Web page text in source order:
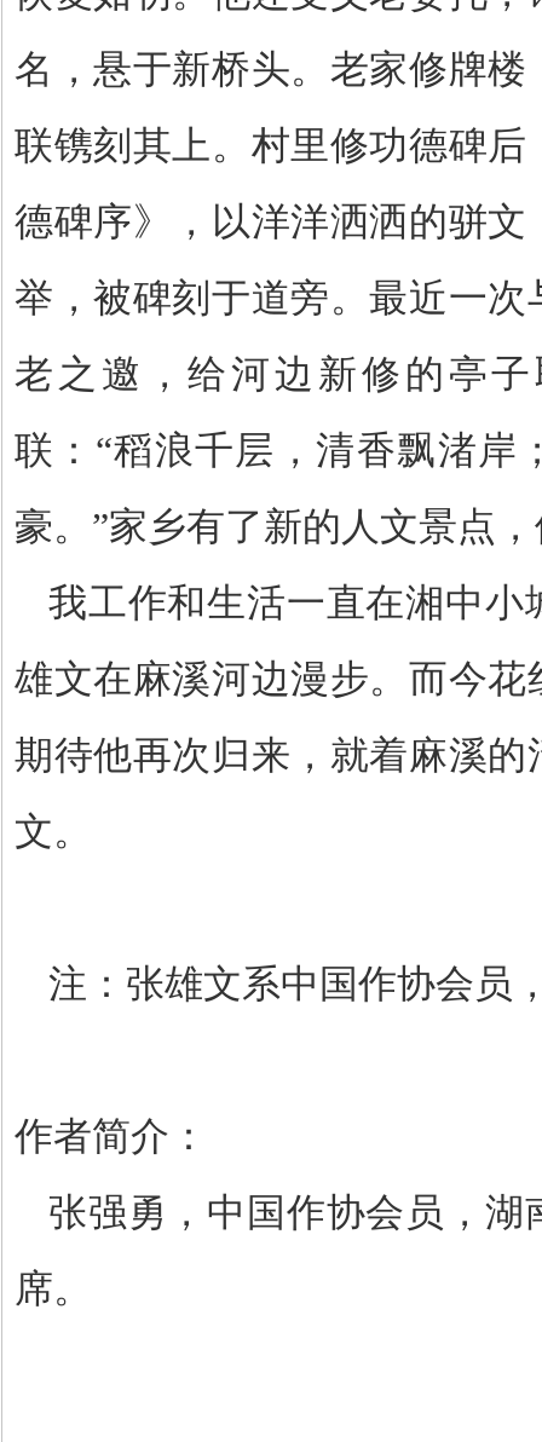
名，悬于新桥头。老家修牌
联镌刻其上。村里修功德碑
德碑序》，以洋洋洒洒的骈
举，被碑刻于道旁。最近一
老之邀，给河边新修的亭
联：“稻浪千层，清香飘渚岸
豪。”家乡有了新的人文景点
我工作和生活一直在湘中小
雄文在麻溪河边漫步。而今
期待他再次归来，就着麻溪
文。
注：张雄文系中国作协会员
作者简介：
张强勇 ，中国作协会员，
席。